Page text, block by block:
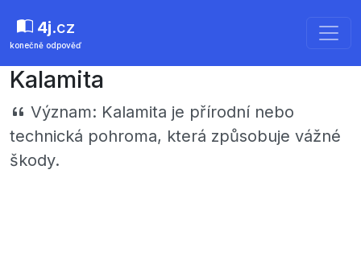
4j.cz
konečně odpověď
Kalamita
Význam: Kalamita je přírodní nebo
technická pohroma, která způsobuje vážné
škody.